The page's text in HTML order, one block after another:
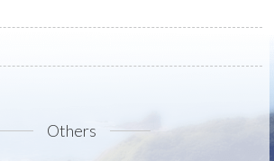
Others